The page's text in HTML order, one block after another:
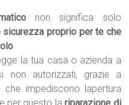
non significa solo
sicurezza proprio per te che
.
la tua casa o azienda a
non autorizzati, grazie a
impediscono lapertura